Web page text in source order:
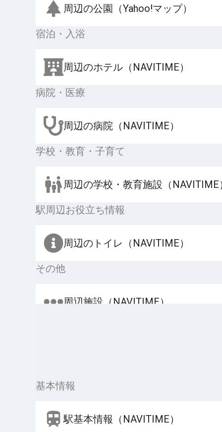
周辺の公園（Yahoo!マップ）
宿泊・入浴
周辺のホテル（NAVITIME）
病院・医療
周辺の病院（NAVITIME）
学校・教育・子育て
周辺の学校・教育施設（NAVITIME
駅周辺お役立ち情報
周辺のトイレ（NAVITIME）
その他
周辺施設（NAVITIME）
基本情報
駅基本情報（NAVITIME）